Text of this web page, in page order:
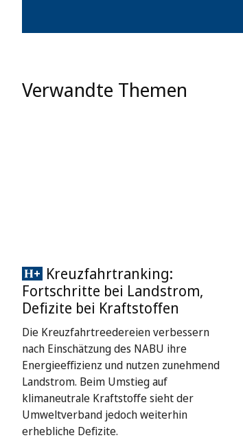
Verwandte Themen
Kreuzfahrtranking:
Fortschritte bei Landstrom,
Defizite bei Kraftstoffen
Die Kreuzfahrtreedereien verbessern
nach Einschätzung des NABU ihre
Energieeffizienz und nutzen zunehmend
Landstrom. Beim Umstieg auf
klimaneutrale Kraftstoffe sieht der
Umweltverband jedoch weiterhin
erhebliche Defizite.